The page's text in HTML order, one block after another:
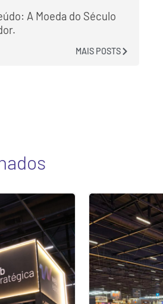
A Moeda do Século
MAIS POSTS